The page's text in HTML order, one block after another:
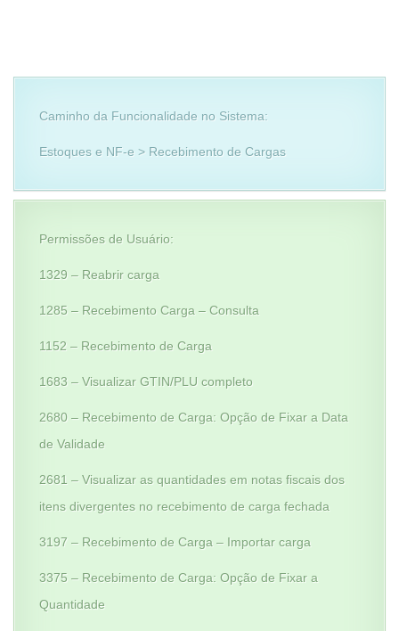
Caminho da Funcionalidade no Sistema:
Estoques e NF-e > Recebimento de Cargas
Permissões de Usuário:
1329 – Reabrir carga
1285 – Recebimento Carga – Consulta
1152 – Recebimento de Carga
1683 – Visualizar GTIN/PLU completo
2680 – Recebimento de Carga: Opção de Fixar a Data
de Validade
2681 – Visualizar as quantidades em notas fiscais dos
itens divergentes no recebimento de carga fechada
3197 – Recebimento de Carga – Importar carga
3375 – Recebimento de Carga: Opção de Fixar a
Quantidade